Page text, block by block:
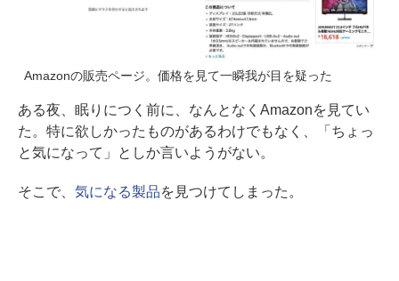
Amazonの販売ページ。価格を見て一瞬我が目を疑った
ある夜、眠りにつく前に、なんとなくAmazonを見てい
た。特に欲しかったものがあるわけでもなく、「ちょっ
と気になって」としか言いようがない。
そこで、 気になる製品を見つけてしまった。